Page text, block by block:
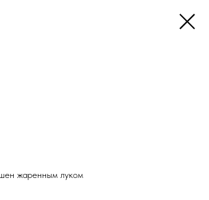
жаренным луком